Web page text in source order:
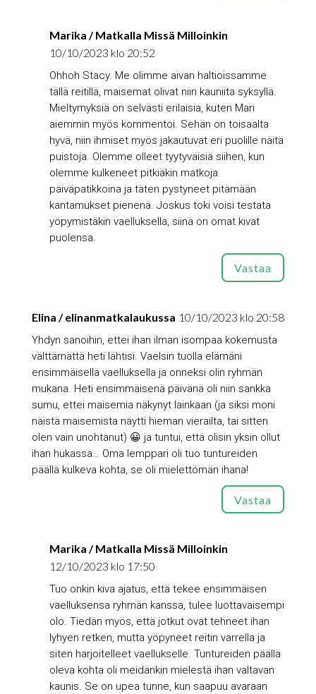
Marika / Matkalla Missä Milloinkin
10/10/2023 klo 20:52
Ohhoh Stacy. Me olimme aivan haltioissamme
tällä reitillä, maisemat olivat niin kauniita syksyllä.
Mieltymyksiä on selvästi erilaisia, kuten Mari
aiemmin myös kommentoi. Sehän on toisaalta
hyvä, niin ihmiset myös jakautuvat eri puolille näitä
puistoja. Olemme olleet tyytyväisiä siihen, kun
olemme kulkeneet pitkiäkin matkoja
päiväpatikkoina ja täten pystyneet pitämään
kantamukset pienenä. Joskus toki voisi testata
yöpymistäkin vaelluksella, siinä on omat kivat
puolensa.
Vastaa
Elina / elinanmatkalaukussa 10/10/2023 klo 20:58
Yhdyn sanoihin, ettei ihan ilman isompaa kokemusta
välttämättä heti lähtisi. Vaelsin tuolla elämäni
ensimmäisellä vaelluksella ja onneksi olin ryhmän
mukana. Heti ensimmäisenä päivänä oli niin sankka
sumu, ettei maisemia näkynyt lainkaan (ja siksi moni
näistä maisemista näytti hieman vierailta, tai sitten
olen vain unohtanut) 😀 ja tuntui, että olisin yksin ollut
ihan hukassa… Oma lemppari oli tuo tuntureiden
päällä kulkeva kohta, se oli mielettömän ihana!
Vastaa
Marika / Matkalla Missä Milloinkin
12/10/2023 klo 17:50
Tuo onkin kiva ajatus, että tekee ensimmäisen
vaelluksensa ryhmän kanssa, tulee luottavaisempi
olo. Tiedän myös, että jotkut ovat tehneet ihan
lyhyen retken, mutta yöpyneet reitin varrella ja
siten harjoitelleet vaellukselle. Tuntureiden päällä
oleva kohta oli meidänkin mielestä ihan valtavan
kaunis. Se on upea tunne, kun saapuu avaraan